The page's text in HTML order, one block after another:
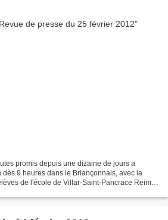
promis depuis une dizaine de jours a
9 heures dans le Briançonnais, avec la
de l'école de Villar-Saint-Pancrace Reims